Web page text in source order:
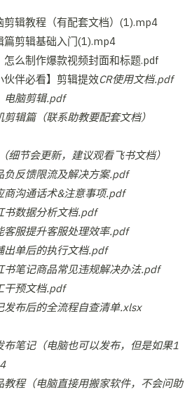
辑教程（有配套文档）(1).mp4
剪辑基础入门(1).mp4
么制作爆款视频封面和标题.pdf
伴必看】剪辑提效CR使用文档.pdf
电脑剪辑.pdf
辑篇（联系助教要配套文档）
细节会更新，建议观看飞书文档）
反馈限流及解决方案.pdf
沟通话术&注意事项.pdf
数据分析文档.pdf
服提升客服处理效率.pdf
单后的执行文档.pdf
笔记商品常见违规解决办法.pdf
干预文档.pdf
布后的全流程自查清单.xlsx
笔记（电脑也可以发布，但是如果1
程（电脑直接用搬家软件，不会问助